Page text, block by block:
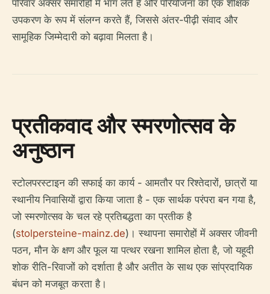
परिवार अक्सर समारोहों में भाग लेते हैं और परियोजना को एक शैक्षिक
उपकरण के रूप में संलग्न करते हैं, जिससे अंतर-पीढ़ी संवाद और
सामूहिक जिम्मेदारी को बढ़ावा मिलता है।
प्रतीकवाद और स्मरणोत्सव के
अनुष्ठान
स्टोलपरस्टाइन की सफाई का कार्य - आमतौर पर रिश्तेदारों, छात्रों या
स्थानीय निवासियों द्वारा किया जाता है - एक सार्थक परंपरा बन गया है,
जो स्मरणोत्सव के चल रहे प्रतिबद्धता का प्रतीक है
(stolpersteine-mainz.de)। स्थापना समारोहों में अक्सर जीवनी
पठन, मौन के क्षण और फूल या पत्थर रखना शामिल होता है, जो यहूदी
शोक रीति-रिवाजों को दर्शाता है और अतीत के साथ एक सांप्रदायिक
बंधन को मजबूत करता है।